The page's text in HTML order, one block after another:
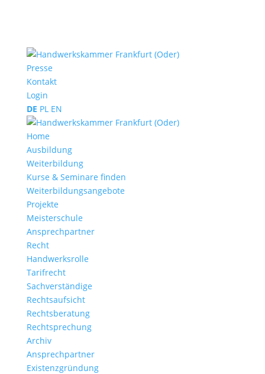
Presse
Kontakt
Login
DE PL EN
Home
Ausbildung
Weiterbildung
Kurse & Seminare finden
Weiterbildungsangebote
Projekte
Meisterschule
Ansprechpartner
Recht
Handwerksrolle
Tarifrecht
Sachverständige
Rechtsaufsicht
Rechtsberatung
Rechtsprechung
Archiv
Ansprechpartner
Existenzgründung